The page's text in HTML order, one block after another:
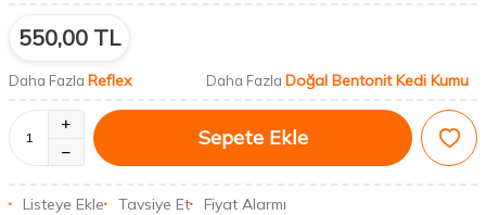
550,00 TL
Daha Fazla Reflex Daha Fazla Doğal Bentonit Kedi Kumu
Sepete Ekle
Listeye Ekle Tavsiye Et Fiyat Alarmı